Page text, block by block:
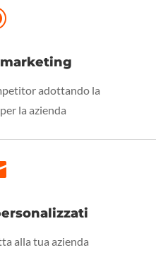
adottando la
la azienda
alla tua azienda